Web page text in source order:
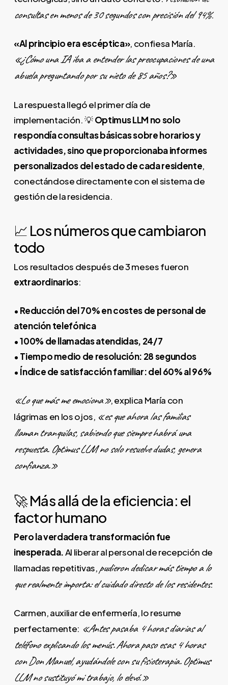
consultas en menos de 30 segundos con precisión del 94%.
«Al principio era escéptica», confiesa María.
«¿Cómo una IA iba a entender las preocupaciones de una
abuela preguntando por su nieto de 85 años?»
La respuesta llegó el primer día de
implementación. 💡Optimus LLM no solo
respondía consultas básicas sobre horarios y
actividades, sino que proporcionaba informes
personalizados del estado de cada residente,
conectándose directamente con el sistema de
gestión de la residencia.
📈 Los números que cambiaron
todo
Los resultados después de 3 meses fueron
extraordinarios:
• Reducción del 70% en costes de personal de
atención telefónica
•100% de llamadas atendidas, 24/7
• Tiempo medio de resolución: 28 segundos
• Índice de satisfacción familiar: del 60% al 96%
«Lo que más me emociona», explica María con
lágrimas en los ojos, «es que ahora las familias
llaman tranquilas, sabiendo que siempre habrá una
respuesta. Optimus LLM no solo resuelve dudas, genera
confianza.»
🚀 Más allá de la eficiencia: el
factor humano
Pero la verdadera transformación fue
inesperada.Al liberar al personal de recepción de
llamadas repetitivas,pudieron dedicar más tiempo a lo
que realmente importa: el cuidado directo de los residentes.
Carmen, auxiliar de enfermería, lo resume
perfectamente: «Antes pasaba 4 horas diarias al
teléfono explicando los menús. Ahora paso esas 4 horas
con Don Manuel, ayudándole con su fisioterapia. Optimus
LLM no sustituyó mi trabajo, lo elevó.»